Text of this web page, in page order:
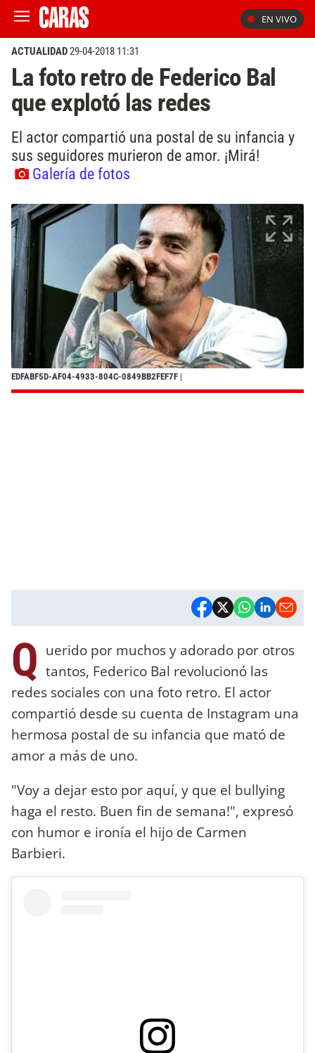
EN VIVO
ACTUALIDAD29-04-2018 11:31
La foto retro de Federico Bal
que explotó las redes
El actor compartió una postal de su infancia y
sus seguidores murieron de amor. ¡Mirá!
Galería de fotos
EDFABF5D-AF04-4933-804C-0849BB2FEF7F |
Q uerido por muchos y adorado por otros
tantos, Federico Bal revolucionó las
redes sociales con una foto retro. El actor
compartió desde su cuenta de Instagram una
hermosa postal de su infancia que mató de
amor a más de uno.
"Voy a dejar esto por aquí, y que el bullying
haga el resto. Buen fin de semana!‬", expresó
con humor e ironía el hijo de Carmen
Barbieri.